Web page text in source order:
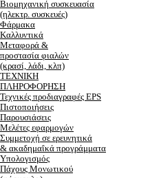
Βιομηχανική συσκευασία
(ηλεκτρ. συσκευές)
Φάρμακα
Καλλυντικά
Μεταφορά &
προστασία φιαλών
(κρασί, λάδι, κλπ)
ΤΕΧΝΙΚΗ
ΠΛΗΡΟΦΟΡΗΣΗ
Τεχνικές προδιαγραφές EPS
Πιστοποιήσεις
Παρουσιάσεις
Μελέτες εφαρμογών
Συμμετοχή σε ερευνητικά
& ακαδημαΐκά προγράμματα
Υπολογισμός
Πάχους Μονωτικού